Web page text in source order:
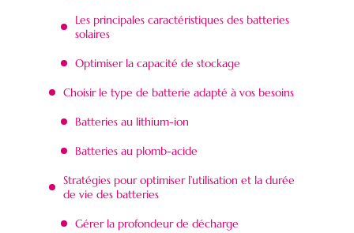
Les principales caractéristiques des batteries
solaires
Optimiser la capacité de stockage
Choisir le type de batterie adapté à vos besoins
Batteries au lithium-ion
Batteries au plomb-acide
Stratégies pour optimiser l’utilisation et la durée
de vie des batteries
Gérer la profondeur de décharge